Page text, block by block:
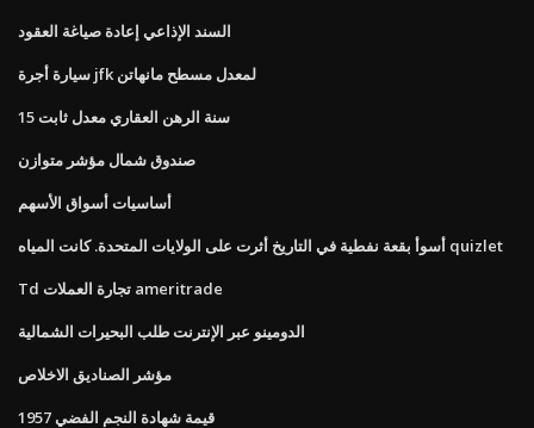
السند الإذاعي إعادة صياغة العقود
سيارة أجرة jfk لمعدل مسطح مانهاتن
15 سنة الرهن العقاري معدل ثابت
صندوق شمال مؤشر متوازن
أساسيات أسواق الأسهم
أسوأ بقعة نفطية في التاريخ أثرت على الولايات المتحدة. كانت المياه quizlet
Td تجارة العملات ameritrade
الدومينو عبر الإنترنت طلب البحيرات الشمالية
مؤشر الصناديق الاخلاص
1957 قيمة شهادة النجم الفضي